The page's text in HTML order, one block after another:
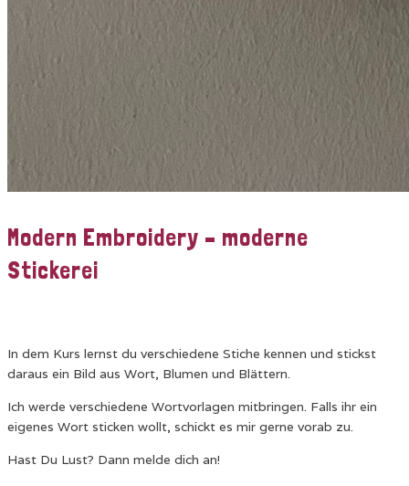
Modern Embroidery – moderne
Stickerei
In dem Kurs lernst du verschiedene Stiche kennen und stickst
daraus ein Bild aus Wort, Blumen und Blättern.
Ich werde verschiedene Wortvorlagen mitbringen. Falls ihr ein
eigenes Wort sticken wollt, schickt es mir gerne vorab zu.
Hast Du Lust? Dann melde dich an!